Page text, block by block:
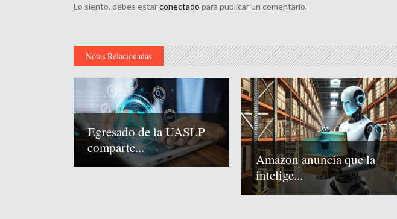
Lo siento, debes estarconectado para publicar un comentario.
Notas Relacionadas
Egresado de la UASLP
comparte...
Amazon anuncia que la
intelige...